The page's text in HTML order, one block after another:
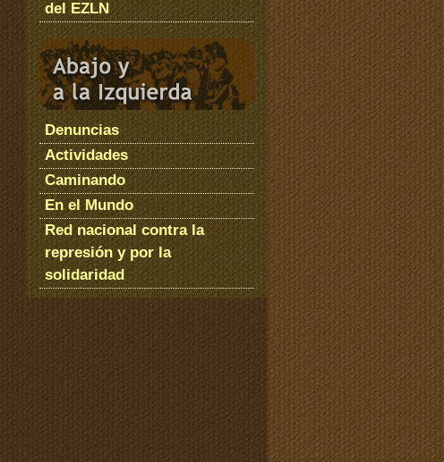
del EZLN
Denuncias
Actividades
Caminando
En el Mundo
Red nacional contra la
represión y por la
solidaridad